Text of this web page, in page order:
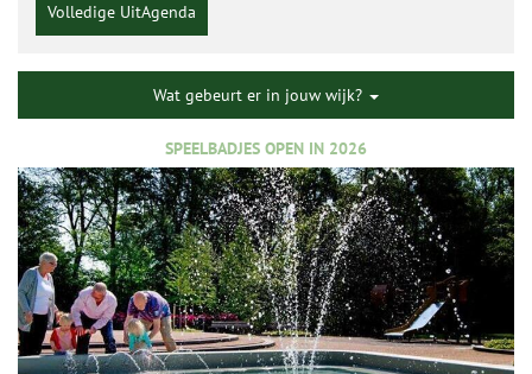
Volledige UitAgenda
Wat gebeurt er in jouw wijk?
SPEELBADJES OPEN IN 2026